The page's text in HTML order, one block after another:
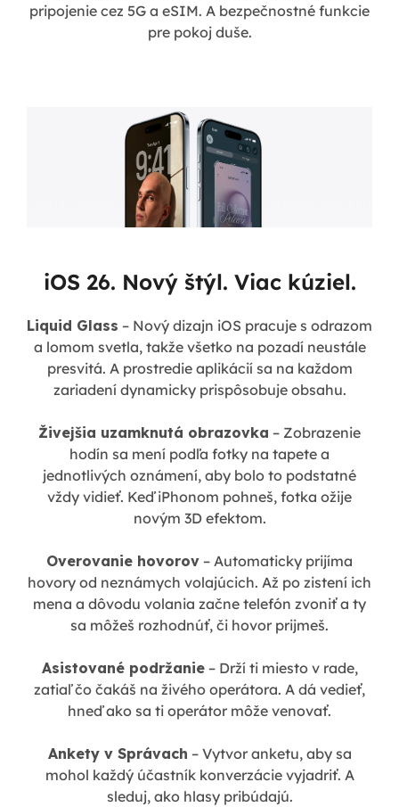
pripojenie cez 5G a eSIM. A bezpečnostné funkcie
pre pokoj duše.
iOS 26. Nový štýl. Viac kúziel.
Liquid Glass – Nový dizajn iOS pracuje s odrazom
a lomom svetla, takže všetko na pozadí neustále
presvitá. A prostredie aplikácií sa na každom
zariadení dynamicky prispôsobuje obsahu.
Živejšia uzamknutá obrazovka – Zobrazenie
hodín sa mení podľa fotky na tapete a
jednotlivých oznámení, aby bolo to podstatné
vždy vidieť. Keď iPhonom pohneš, fotka ožije
novým 3D efektom.
Overovanie hovorov – Automaticky prijíma
hovory od neznámych volajúcich. Až po zistení ich
mena a dôvodu volania začne telefón zvoniť a ty
sa môžeš rozhodnúť, či hovor prijmeš.
Asistované podržanie– Drží ti miesto v rade,
zatiaľ čo čakáš na živého operátora. A dá vedieť,
hneď ako sa ti operátor môže venovať.
Ankety v Správach – Vytvor anketu, aby sa
mohol každý účastník konverzácie vyjadriť. A
sleduj, ako hlasy pribúdajú.